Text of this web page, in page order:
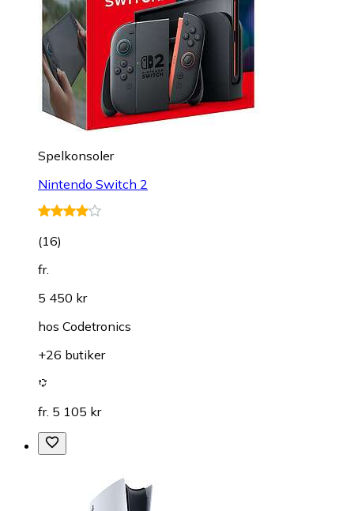
Spelkonsoler
Nintendo Switch 2
(16)
fr.
5 450 kr
hos Codetronics
+26 butiker
fr. 5 105 kr